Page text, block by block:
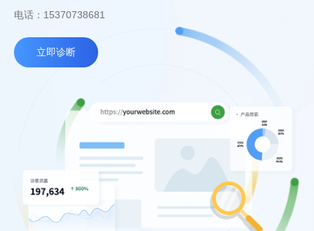
电话：15370738681
立即诊断